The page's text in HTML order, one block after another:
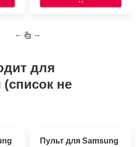
← →
для
не
Пульт для Samsung